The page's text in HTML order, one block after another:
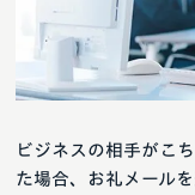
ビジネスの相手がこ
た場合、お礼メール